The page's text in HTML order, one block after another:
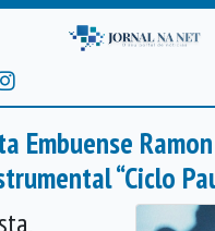
Embuense
“Ciclo